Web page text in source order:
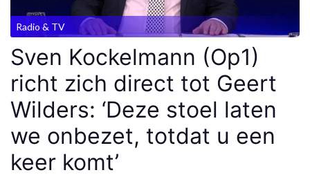
Radio & TV
Sven Kockelmann (Op1)
richt zich direct tot Geert
Wilders: ‘Deze stoel laten
we onbezet, totdat u een
keer komt’